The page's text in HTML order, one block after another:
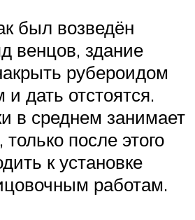
был возведён
венцов, здание
рубероидом
дать отстоятся.
в среднем занимает
после этого
к установке
работам.